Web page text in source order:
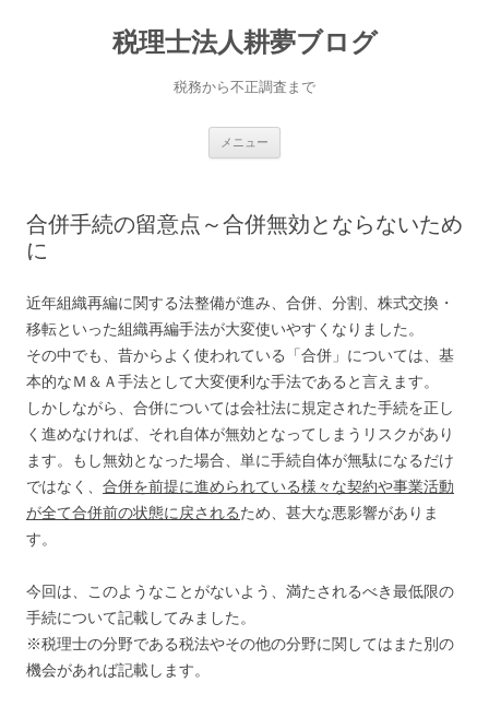
税理士法人耕夢ブログ
税務から不正調査まで
メニュー
合併手続の留意点～合併無効とならないため
に
近年組織再編に関する法整備が進み、合併、分割、株式交換・
移転といった組織再編手法が大変使いやすくなりました。
その中でも、昔からよく使われている「合併」については、基
本的なＭ＆Ａ手法として大変便利な手法であると言えます。
しかしながら、合併については会社法に規定された手続を正し
く進めなければ、それ自体が無効となってしまうリスクがあり
ます。もし無効となった場合、単に手続自体が無駄になるだけ
ではなく、 合併を前提に進められている様々な契約や事業活動
が全て合併前の状態に戻されるため、甚大な悪影響がありま
す。
今回は、このようなことがないよう、満たされるべき最低限の
手続について記載してみました。
※税理士の分野である税法やその他の分野に関してはまた別の
機会があれば記載します。